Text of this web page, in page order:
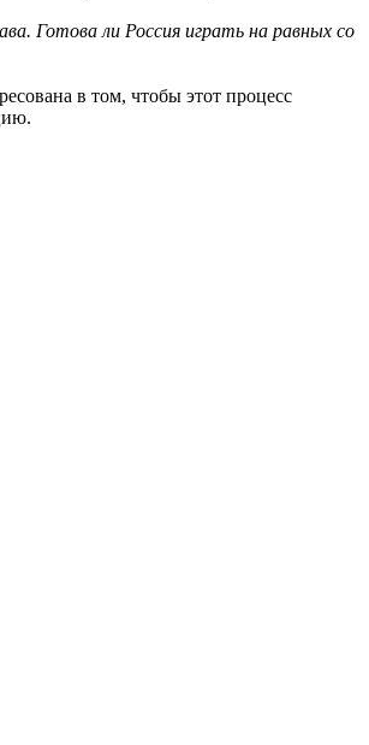
Готова ли Россия играть на равных со
в том, чтобы этот процесс